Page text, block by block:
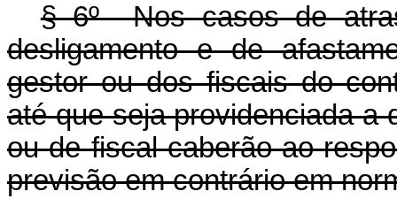
§ 6º Nos casos de
desligamento e de
gestor ou dos fiscais do
até que seja providenciada a
ou de fiscal caberão ao
previsão em contrário em